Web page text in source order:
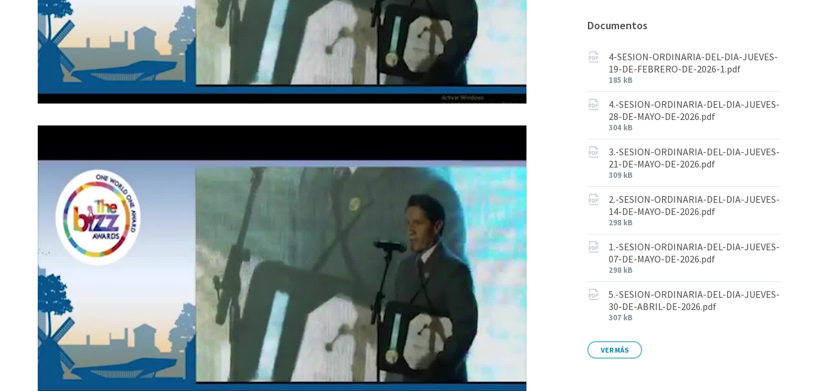
Documentos
4-SESION-ORDINARIA-DEL-DIA-JUEVES-
19-DE-FEBRERO-DE-2026-1.pdf
185 kB
4.-SESION-ORDINARIA-DEL-DIA-JUEVES-
28-DE-MAYO-DE-2026.pdf
304 kB
3.-SESION-ORDINARIA-DEL-DIA-JUEVES-
21-DE-MAYO-DE-2026.pdf
309 kB
2.-SESION-ORDINARIA-DEL-DIA-JUEVES-
14-DE-MAYO-DE-2026.pdf
298 kB
1.-SESION-ORDINARIA-DEL-DIA-JUEVES-
07-DE-MAYO-DE-2026.pdf
298 kB
5.-SESION-ORDINARIA-DEL-DIA-JUEVES-
30-DE-ABRIL-DE-2026.pdf
307 kB
VER MÁS